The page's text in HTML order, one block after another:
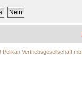
Vertriebsgesellschaft